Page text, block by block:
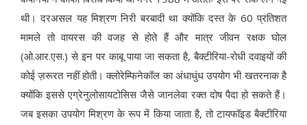
थी। दरअसल यह मिश्रण निरी बरबादी था क्योंकि दस्त के 60 प्रतिशत
मामले तो वायरस की वजह से होते हैं और मात्र जीवन रक्षक घोल
(ओ.आर.एस.) से इन पर काबू पाया जा सकता है, बैक्टीरिया-रोधी दवाइयों की
कोई ज़रूरत नहीं होती। क्लोरेम्फिनेकॉल का अंधाधुंध उपयोग भी खतरनाक है
क्योंकि इससे एग्रेनुलोसायटोसिस जैसे जानलेवा रक्त दोष पैदा हो सकते हैं।
जब इसका उपयोग मिश्रण के रूप में किया जाता है, तो टायफॉइड बैक्टीरिया